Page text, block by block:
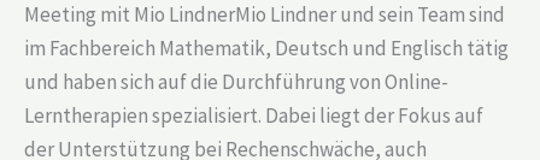
Meeting mit Mio LindnerMio Lindner und sein Team sind
im Fachbereich Mathematik, Deutsch und Englisch tätig
und haben sich auf die Durchführung von Online-
Lerntherapien spezialisiert. Dabei liegt der Fokus auf
der Unterstützung bei Rechenschwäche, auch